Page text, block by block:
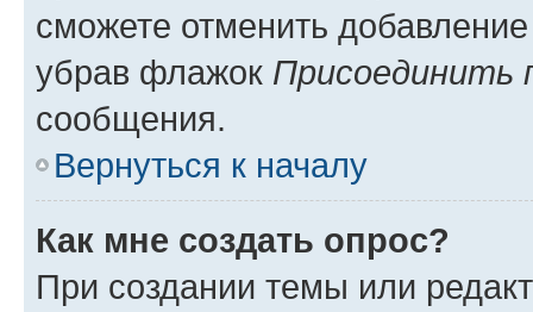
сможете отменить
убрав флажок Присоединить
сообщения.
Вернуться к началу
Как мне создать опрос?
При создании темы или